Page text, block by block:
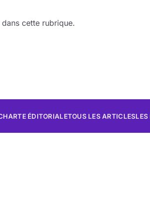
cette rubrique.
ÉDITORIALETOUS LES ARTICLESLES